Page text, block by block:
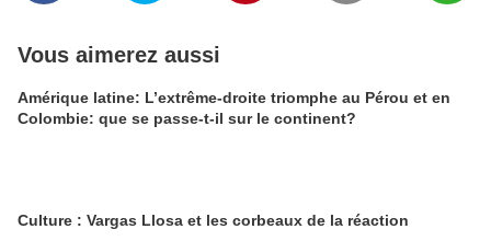
Vous aimerez aussi
Amérique latine: L’extrême-droite triomphe au Pérou et en
Colombie: que se passe-t-il sur le continent?
Culture : Vargas Llosa et les corbeaux de la réaction